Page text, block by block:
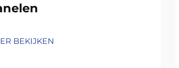
BEKIJKEN